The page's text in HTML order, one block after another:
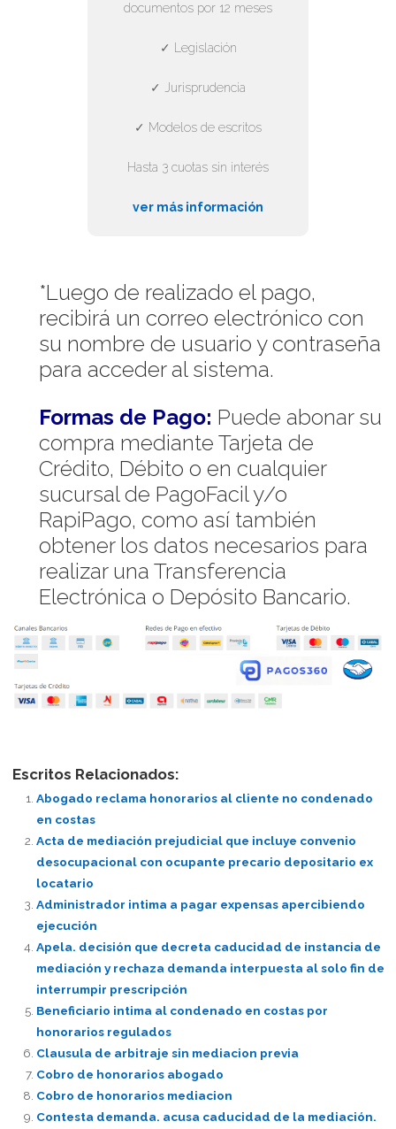
documentos por 12 meses
✓ Legislación
✓ Jurisprudencia
✓ Modelos de escritos
Hasta 3 cuotas sin interés
ver más información
*Luego de realizado el pago,
recibirá un correo electrónico con
su nombre de usuario y contraseña
para acceder al sistema.
Formas de Pago: Puede abonar su
compra mediante Tarjeta de
Crédito, Débito o en cualquier
sucursal de PagoFacil y/o
RapiPago, como así también
obtener los datos necesarios para
realizar una Transferencia
Electrónica o Depósito Bancario.
Escritos Relacionados:
Abogado reclama honorarios al cliente no condenado
en costas
Acta de mediación prejudicial que incluye convenio
desocupacional con ocupante precario depositario ex
locatario
Administrador intima a pagar expensas apercibiendo
ejecución
Apela. decisión que decreta caducidad de instancia de
mediación y rechaza demanda interpuesta al solo fin de
interrumpir prescripción
Beneficiario intima al condenado en costas por
honorarios regulados
Clausula de arbitraje sin mediacion previa
Cobro de honorarios abogado
Cobro de honorarios mediacion
Contesta demanda. acusa caducidad de la mediación.